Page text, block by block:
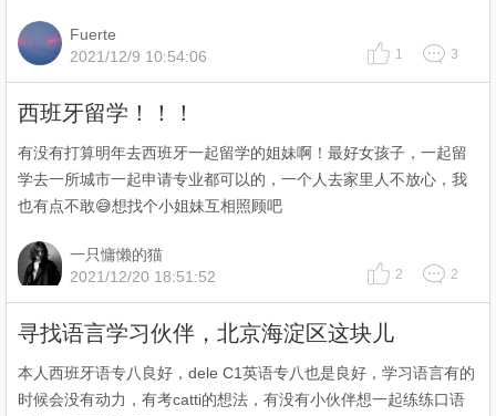
Fuerte
2021/12/9 10:54:06
1 3
西班牙留学！！！
有没有打算明年去西班牙一起留学的姐妹啊！最好女孩子，一起留
学去一所城市一起申请专业都可以的，一个人去家里人不放心，我
也有点不敢😅想找个小姐妹互相照顾吧
一只慵懒的猫
2021/12/20 18:51:52
2 2
寻找语言学习伙伴，北京海淀区这块儿
本人西班牙语专八良好，dele C1英语专八也是良好，学习语言有的
时候会没有动力，有考catti的想法，有没有小伙伴想一起练练口语